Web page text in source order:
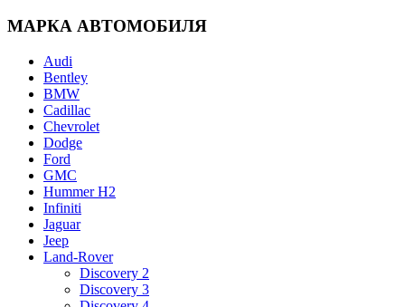
МАРКА АВТОМОБИЛЯ
Audi
Bentley
BMW
Cadillac
Chevrolet
Dodge
Ford
GMC
Hummer H2
Infiniti
Jaguar
Jeep
Land-Rover
Discovery 2
Discovery 3